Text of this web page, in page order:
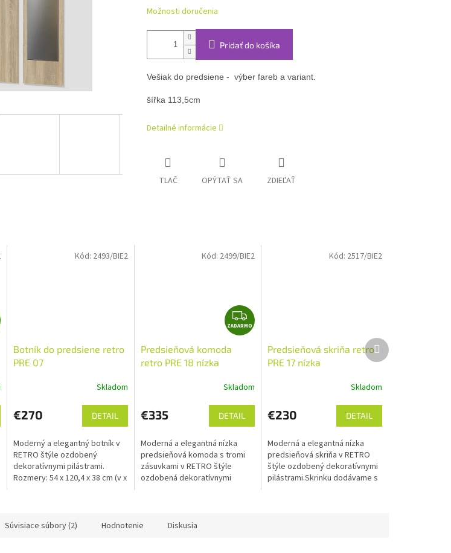
Možnosti doručenia
Pridať do košíka
Vešiak do predsiene -  výber fareb a variant.
šířka 113,5cm
Detailné informácie
TLAČ OPÝTAŤ SA ZDIEĽAŤ
Botník do predsiene retro
PRE 07
Skladom
€270 DETAIL
Moderný a elegantný botník v
RETRO štýle ozdobený
dekoratívnymi pilástrami.
Rozmery: 54 x 120,4 x 38 cm (v x
Kód: 2493/BIE2
Z
A
M
O
ZADARMO
Predsieňová komoda
retro PRE 18 nízka
Skladom
€335 DETAIL
Moderná a elegantná nízka
predsieňová komoda s tromi
zásuvkami v RETRO štýle
ozdobená dekoratívnymi
Kód: 2499/BIE2
Predsieňová skriňa retro
PRE 17 nízka
Skladom
€230 DETAIL
Moderná a elegantná nízka
predsieňová skriňa v RETRO
štýle ozdobený dekoratívnymi
pilástrami.Skrinku dodávame s
Kód: 2517/BIE2
Ďalší
produkt
Súvisiace súbory (2) Hodnotenie Diskusia